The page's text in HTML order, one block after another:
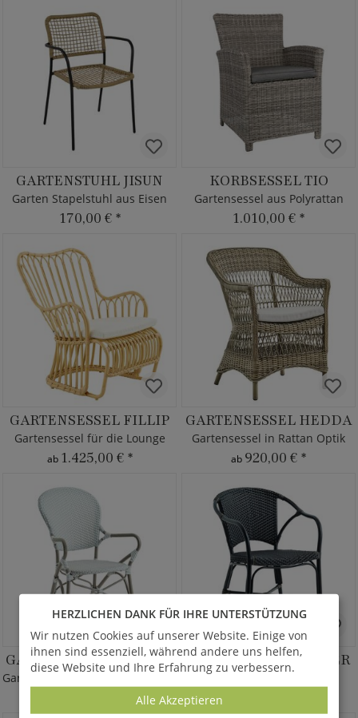
GARTENSTUHL JISUN
Garten Stapelstuhl aus Eisen
170,00 € *
KORBSESSEL TIO
Gartensessel aus Polyrattan
1.010,00 € *
GARTENSESSEL FILLIP
Gartensessel für die Lounge
ab 1.425,00 € *
GARTENSESSEL HEDDA
Gartensessel in Rattan Optik
ab 920,00 € *
GARTENSESSEL KARINA GARTENSESSEL PEDER
Gartenstuhl zum Stapeln
HERZLICHEN DANK FÜR IHRE UNTERSTÜTZUNG
Wir nutzen Cookies auf unserer Website. Einige von
ihnen sind essenziell, während andere uns helfen,
diese Website und Ihre Erfahrung zu verbessern.
Alle Akzeptieren